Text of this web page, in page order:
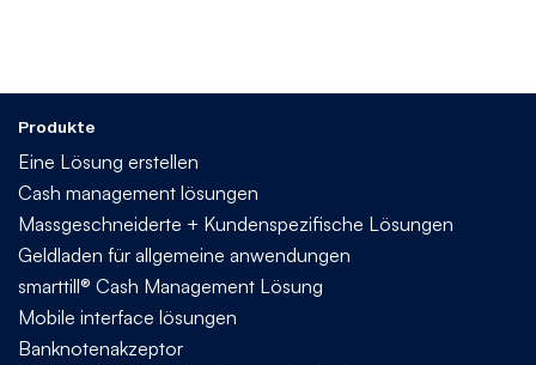
Produkte
Eine Lösung erstellen
Cash management lösungen
Massgeschneiderte + Kundenspezifische Lösungen
Geldladen für allgemeine anwendungen
smarttill® Cash Management Lösung
Mobile interface lösungen
Banknotenakzeptor